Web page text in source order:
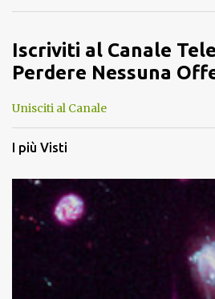
Iscriviti al Canale
Perdere Nessuna
Unisciti al Canale
I più Visti